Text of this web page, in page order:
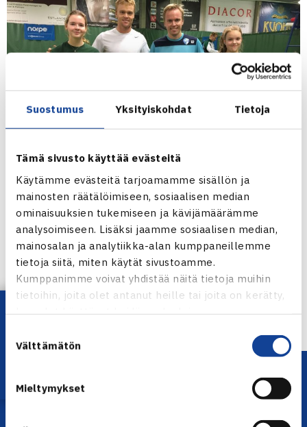
Suostumus Yksityiskohdat Tietoja
Tämä sivusto käyttää evästeitä
Käytämme evästeitä tarjoamamme sisällön ja
mainosten räätälöimiseen, sosiaalisen median
ominaisuuksien tukemiseen ja kävijämäärämme
analysoimiseen. Lisäksi jaamme sosiaalisen median,
mainosalan ja analytiikka-alan kumppaneillemme
tietoja siitä, miten käytät sivustoamme.
Kumppanimme voivat yhdistää näitä tietoja muihin
tietoihin, joita olet antanut heille tai joita on kerätty,
kun olet käyttänyt heidän palvelujaan.
valinta
Välttämätön
Mieltymykset
Jaa:
← Edellinen
Lataa OmaTennis!